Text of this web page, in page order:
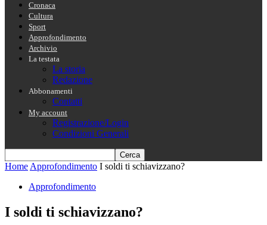
Cronaca
Cultura
Sport
Approfondimento
Archivio
La testata
La storia
Redazione
Abbonamenti
Contatti
My account
Registrazione/Login
Condizioni Generali
Home Approfondimento I soldi ti schiavizzano?
Approfondimento
I soldi ti schiavizzano?